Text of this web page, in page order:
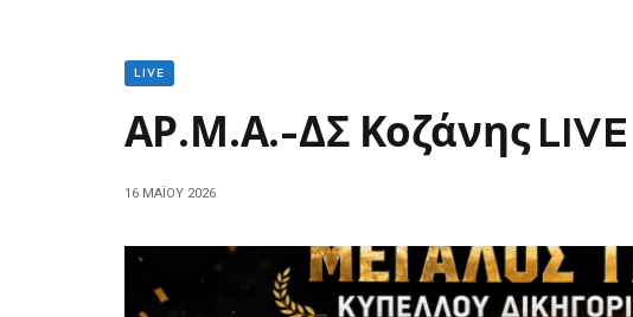
LIVE
ΑΡ.Μ.Α.-ΔΣ Κοζάνης LIVE
16 ΜΑΪ́ΟΥ 2026